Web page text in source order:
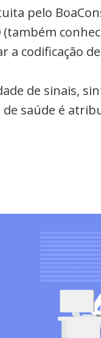
pelo
a codificação
de sinais,
saúde é